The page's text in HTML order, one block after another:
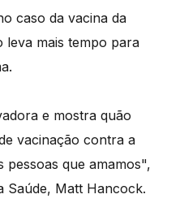
caso da vacina da
leva mais tempo para
e mostra quão
vacinação contra a
que amamos",
Saúde, Matt Hancock.